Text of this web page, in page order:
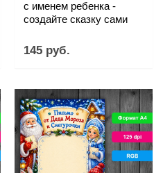
с именем ребенка -
создайте сказку сами
145 руб.